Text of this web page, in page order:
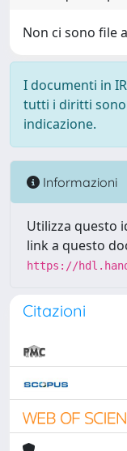
Non ci sono file
I documenti in
tutti i diritti sono
indicazione.
Informazioni
Utilizza questo
link a questo
https://
Citazioni